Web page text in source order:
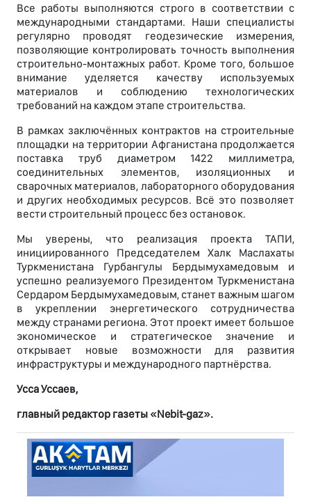
Все работы выполняются строго в соответствии с
международными стандартами. Наши специалисты
регулярно проводят геодезические измерения,
позволяющие контролировать точность выполнения
строительно-монтажных работ. Кроме того, большое
внимание уделяется качеству используемых
материалов и соблюдению технологических
требований на каждом этапе строительства.
В рамках заключённых контрактов на строительные
площадки на территории Афганистана продолжается
поставка труб диаметром 1422 миллиметра,
соединительных элементов, изоляционных и
сварочных материалов, лабораторного оборудования
и других необходимых ресурсов. Всё это позволяет
вести строительный процесс без остановок.
Мы уверены, что реализация проекта ТАПИ,
инициированного Председателем Халк Маслахаты
Туркменистана Гурбангулы Бердымухамедовым и
успешно реализуемого Президентом Туркменистана
Сердаром Бердымухамедовым, станет важным шагом
в укреплении энергетического сотрудничества
между странами региона. Этот проект имеет большое
экономическое и стратегическое значение и
открывает новые возможности для развития
инфраструктуры и международного партнёрства.
Усса Уссаев,
главный редактор газеты «Nebit-gaz».